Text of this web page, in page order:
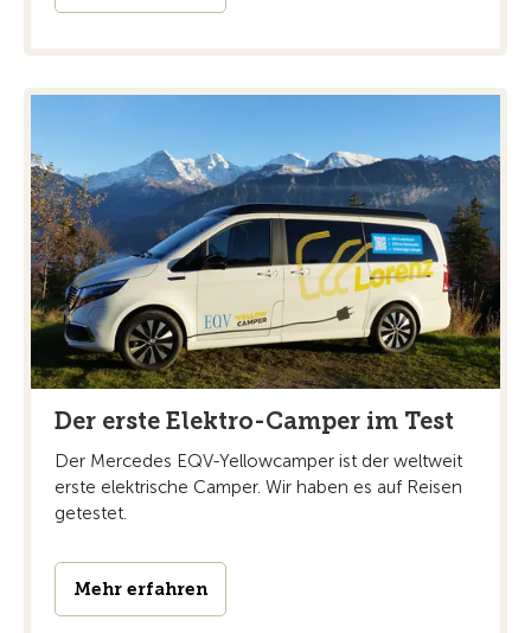
Der erste Elektro-Camper im Test
Der Mercedes EQV-Yellowcamper ist der weltweit
erste elektrische Camper. Wir haben es auf Reisen
getestet.
Mehr erfahren